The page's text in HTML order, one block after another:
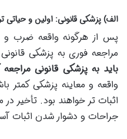
الف) پزشکی قانونی: اولین و حیاتی
پس از هرگونه واقعه ضرب و
مراجعه فوری به پزشکی
باید به پزشکی قانونی مراجعه
واقعه و معاینه پزشکی کمتر
اثبات تر خواهند بود. تأخیر
جراحات و دشوار شدن اثبات